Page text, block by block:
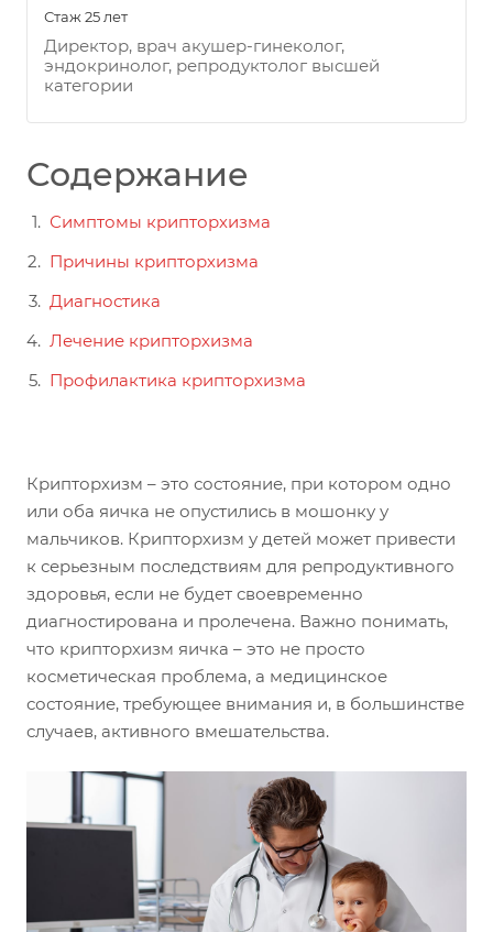
Стаж 25 лет
Директор, врач акушер-гинеколог,
эндокринолог, репродуктолог высшей
категории
Содержание
Симптомы крипторхизма
Причины крипторхизма
Диагностика
Лечение крипторхизма
Профилактика крипторхизма
Крипторхизм – это состояние, при котором одно
или оба яичка не опустились в мошонку у
мальчиков. Крипторхизм у детей может привести
к серьезным последствиям для репродуктивного
здоровья, если не будет своевременно
диагностирована и пролечена. Важно понимать,
что крипторхизм яичка – это не просто
косметическая проблема, а медицинское
состояние, требующее внимания и, в большинстве
случаев, активного вмешательства.